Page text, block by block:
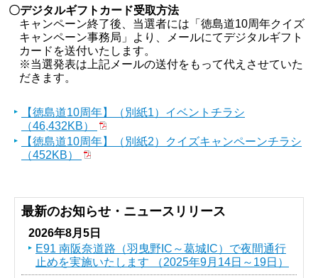
〇デジタルギフトカード受取方法
キャンペーン終了後、当選者には「徳島道10周年クイズ
キャンペーン事務局」より、メールにてデジタルギフト
カードを送付いたします。
※当選発表は上記メールの送付をもって代えさせていた
だきます。
【徳島道10周年】（別紙1）イベントチラシ
（46,432KB）
【徳島道10周年】（別紙2）クイズキャンペーンチラシ
（452KB）
最新のお知らせ・ニュースリリース
2026年8月5日
E91 南阪奈道路（羽曳野IC～葛󠄀城IC）で夜間通行
止めを実施いたします （2025年9月14日～19日）